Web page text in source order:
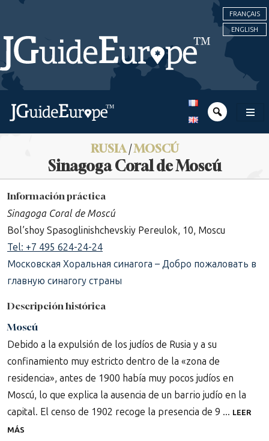
FRANÇAIS
ENGLISH
RUSIA/MOSCÚ
Sinagoga Coral de Moscú
Información práctica
Sinagoga Coral de Moscú
Bol’shoy Spasoglinishchevskiy Pereulok, 10, Moscu
Tel: +7 495 624-24-24
Московская Хоральная синагога – Добро пожаловать в
главную синагогу страны
Descripción histórica
Moscú
Debido a la expulsión de los judíos de Rusia y a su
confinamiento muy estricto dentro de la «zona de
residencia», antes de 1900 había muy pocos judíos en
Moscú, lo que explica la ausencia de un barrio judío en la
capital. El censo de 1902 recoge la presencia de 9 ... LEER
MÁS